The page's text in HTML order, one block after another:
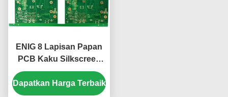
ENIG 8 Lapisan Papan
PCB Kaku Silkscreen
Putih KB6160A Hijau
1.6mm
Dapatkan Harga Terbaik